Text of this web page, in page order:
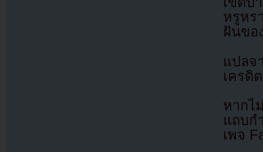
หรูหร
ฝันขอ
แปล
เครดิ
หากไ
แถบก
เพจ